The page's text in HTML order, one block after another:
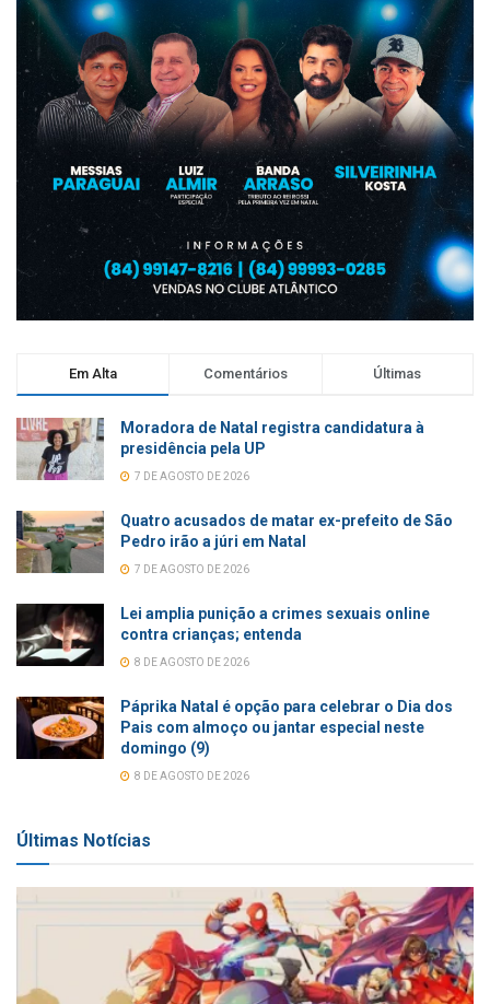
Em Alta Comentários Últimas
Moradora de Natal registra candidatura à
presidência pela UP
7 DE AGOSTO DE 2026
Quatro acusados de matar ex-prefeito de São
Pedro irão a júri em Natal
7 DE AGOSTO DE 2026
Lei amplia punição a crimes sexuais online
contra crianças; entenda
8 DE AGOSTO DE 2026
Páprika Natal é opção para celebrar o Dia dos
Pais com almoço ou jantar especial neste
domingo (9)
8 DE AGOSTO DE 2026
Últimas Notícias